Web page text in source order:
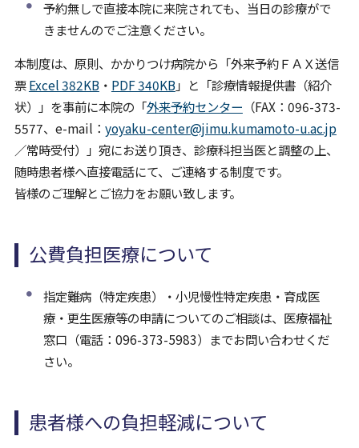
予約無しで直接本院に来院されても、当日の診療がで
きませんのでご注意ください。
本制度は、原則、かかりつけ病院から「外来予約ＦＡＸ送信
票Excel 382KB・ PDF 340KB」と「診療情報提供書（紹介
状）」を事前に本院の「外来予約センター （FAX：096-373-
5577、e-mail： yoyaku-center@jimu.kumamoto-u.ac.jp
／常時受付）」宛にお送り頂き、診療科担当医と調整の上、
随時患者様へ直接電話にて、ご連絡する制度です。
皆様のご理解とご協力をお願い致します。
公費負担医療について
指定難病（特定疾患）・小児慢性特定疾患・育成医
療・更生医療等の申請についてのご相談は、医療福祉
窓口（電話：096-373-5983）までお問い合わせくだ
さい。
患者様への負担軽減について